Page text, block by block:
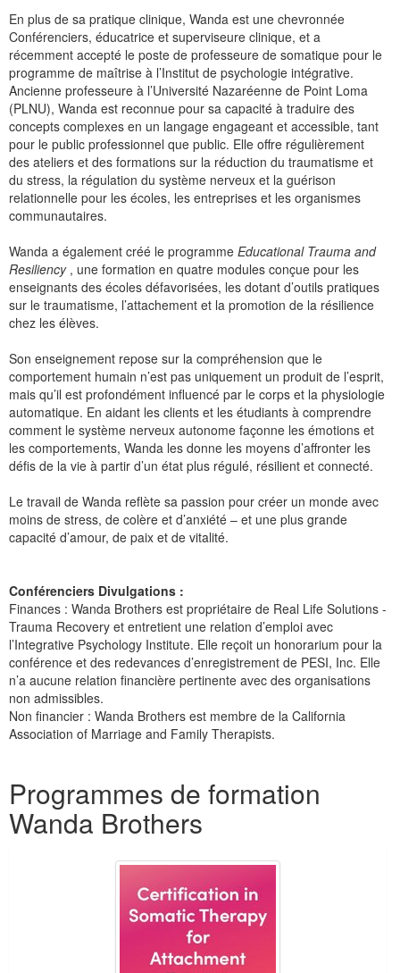
En plus de sa pratique clinique, Wanda est une chevronnée
Conférenciers, éducatrice et superviseure clinique, et a
récemment accepté le poste de professeure de somatique pour le
programme de maîtrise à l’Institut de psychologie intégrative.
Ancienne professeure à l’Université Nazaréenne de Point Loma
(PLNU), Wanda est reconnue pour sa capacité à traduire des
concepts complexes en un langage engageant et accessible, tant
pour le public professionnel que public. Elle offre régulièrement
des ateliers et des formations sur la réduction du traumatisme et
du stress, la régulation du système nerveux et la guérison
relationnelle pour les écoles, les entreprises et les organismes
communautaires.
Wanda a également créé le programme Educational Trauma and
Resiliency, une formation en quatre modules conçue pour les
enseignants des écoles défavorisées, les dotant d’outils pratiques
sur le traumatisme, l’attachement et la promotion de la résilience
chez les élèves.
Son enseignement repose sur la compréhension que le
comportement humain n’est pas uniquement un produit de l’esprit,
mais qu’il est profondément influencé par le corps et la physiologie
automatique. En aidant les clients et les étudiants à comprendre
comment le système nerveux autonome façonne les émotions et
les comportements, Wanda les donne les moyens d’affronter les
défis de la vie à partir d’un état plus régulé, résilient et connecté.
Le travail de Wanda reflète sa passion pour créer un monde avec
moins de stress, de colère et d’anxiété – et une plus grande
capacité d’amour, de paix et de vitalité.
Conférenciers Divulgations :
Finances : Wanda Brothers est propriétaire de Real Life Solutions -
Trauma Recovery et entretient une relation d’emploi avec
l’Integrative Psychology Institute. Elle reçoit un honorarium pour la
conférence et des redevances d’enregistrement de PESI, Inc. Elle
n’a aucune relation financière pertinente avec des organisations
non admissibles.
Non financier : Wanda Brothers est membre de la California
Association of Marriage and Family Therapists.
Programmes de formation
Wanda Brothers